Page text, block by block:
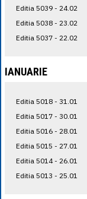
Editia 5039 - 24.02
Editia 5038 - 23.02
Editia 5037 - 22.02
IANUARIE
Editia 5018 - 31.01
Editia 5017 - 30.01
Editia 5016 - 28.01
Editia 5015 - 27.01
Editia 5014 - 26.01
Editia 5013 - 25.01